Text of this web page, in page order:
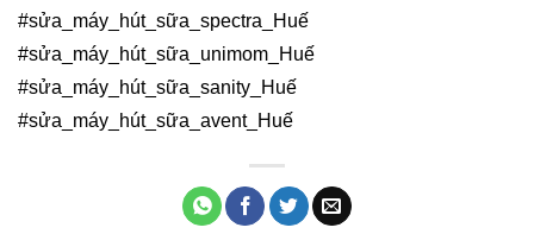
#sửa_máy_hút_sữa_spectra_Huế
#sửa_máy_hút_sữa_unimom_Huế
#sửa_máy_hút_sữa_sanity_Huế
#sửa_máy_hút_sữa_avent_Huế